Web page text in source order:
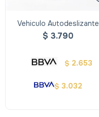
Vehiculo Autodeslizante
Plasmacar
$ 3.790
$ 2.653
$ 3.032